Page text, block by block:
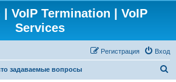
| VoIP Termination | VoIP
Services
Вход
Регистрация
задаваемые вопросы